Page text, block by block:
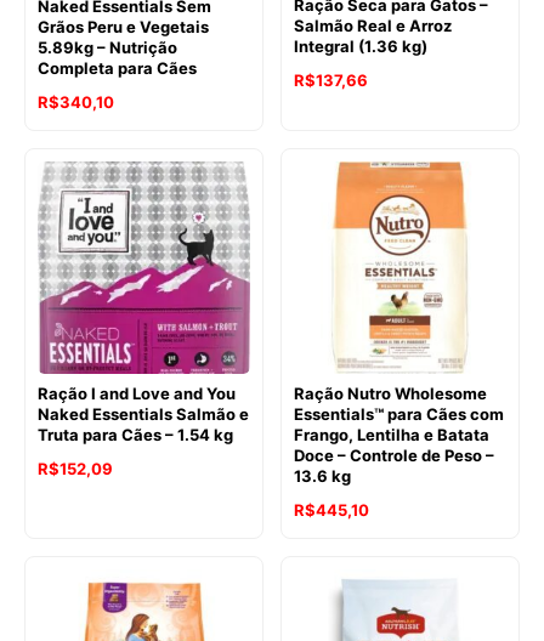
Naked Essentials Sem
Grãos Peru e Vegetais
5.89kg – Nutrição
Completa para Cães
R$340,10
Ração Seca para Gatos –
Salmão Real e Arroz
Integral (1.36 kg)
R$137,66
Ração I and Love and You
Naked Essentials Salmão e
Truta para Cães – 1.54 kg
R$152,09
Ração Nutro Wholesome
Essentials™ para Cães com
Frango, Lentilha e Batata
Doce – Controle de Peso –
13.6 kg
R$445,10